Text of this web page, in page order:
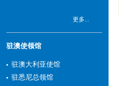
更多...
驻澳使领馆
驻澳大利亚使馆
驻悉尼总领馆